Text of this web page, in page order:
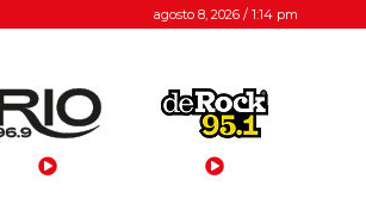
agosto 8, 2026 / 1:14 pm